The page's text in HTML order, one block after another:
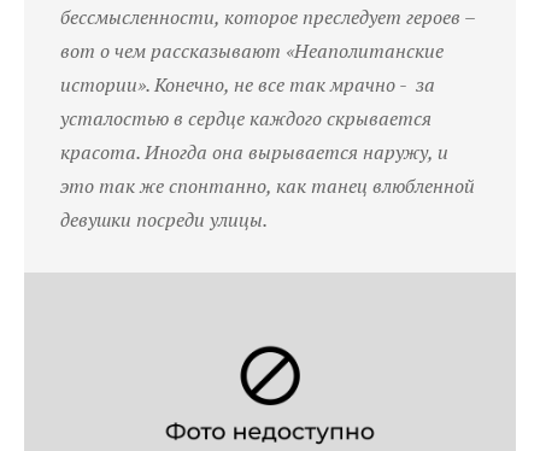
бессмысленности, которое преследует героев –
вот о чем рассказывают «Неаполитанские
истории». Конечно, не все так мрачно - за
усталостью в сердце каждого скрывается
красота. Иногда она вырывается наружу, и
это так же спонтанно, как танец влюбленной
девушки посреди улицы.